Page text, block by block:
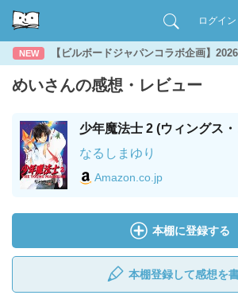
ログイン
NEW 【ビルボードジャパンコラボ企画】
めいさんの感想・レビュー
少年魔法士 2 (ウィングス
なるしまゆり
Amazon.co.jp
本棚に登録する
本棚登録して感想を